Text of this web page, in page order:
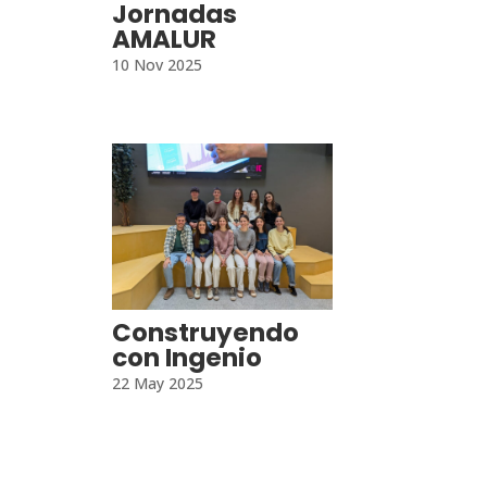
Jornadas
AMALUR
10 Nov 2025
Construyendo
con Ingenio
22 May 2025